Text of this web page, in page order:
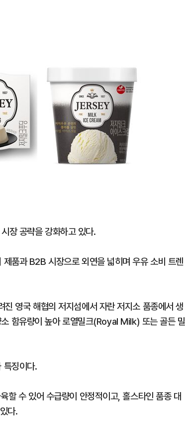
장 공략을 강화하고 있다.
품과 B2B 시장으로 외연을 넓히며 우유 소비 트렌
진 영국 해협의 저지섬에서 자란 저지소 품종에서 생
함유량이 높아 로열밀크(Royal Milk) 또는 골든 밀
특징이다.
할 수 있어 수급량이 안정적이고, 홀스타인 품종 대
다.